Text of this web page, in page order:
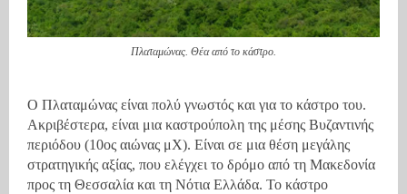
Πλαταμώνας. Θέα από το κάστρο.
Ο Πλαταμώνας είναι πολύ γνωστός και για το κάστρο του.
Ακριβέστερα, είναι μια καστρούπολη της μέσης Βυζαντινής
περιόδου (10ος αιώνας μΧ). Είναι σε μια θέση μεγάλης
στρατηγικής αξίας, που ελέγχει το δρόμο από τη Μακεδονία
προς τη Θεσσαλία και τη Νότια Ελλάδα. Το κάστρο